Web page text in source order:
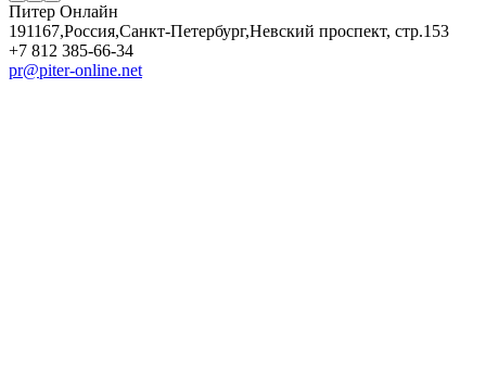
Питер Онлайн
191167,Россия,Санкт-Петербург,Невский проспект, стр.153
+7 812 385-66-34
pr@piter-online.net